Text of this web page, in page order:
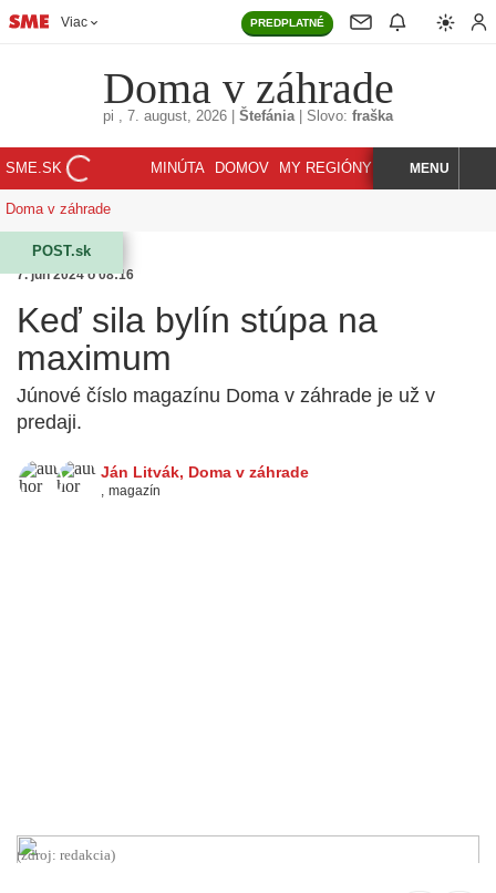
Viac PREDPLATNÉ
Doma v záhrade
pi , 7. august, 2026 Štefánia| Slovo: fraška
SME.SK MINÚTA DOMOV MY REGIÓNY KORZÁR
HĽADAJMENU
Doma v záhrade
POST.sk
7. jún 2024 o 08:16
Keď sila bylín stúpa na
maximum
Júnové číslo magazínu Doma v záhrade je už v
predaji.
Ján Litvák, Doma v záhrade
, magazín
(zdroj: redakcia)